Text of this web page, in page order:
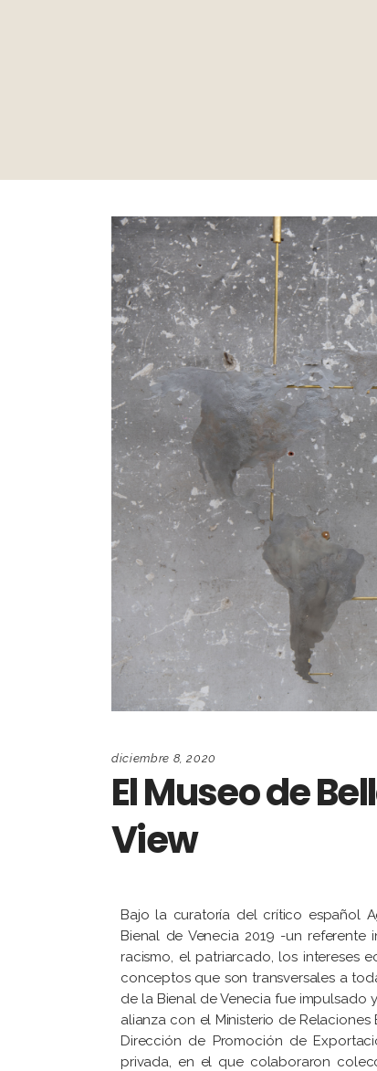
diciembre 8, 2020
El Museo de
View
Bajo la curatoría del crítico español
Bienal de Venecia 2019 -un
racismo, el patriarcado, los intereses
conceptos que son transversales a
de la Bienal de Venecia fue impulsado
alianza con el Ministerio de Relaciones
Dirección de Promoción de
privada, en el que colaboraron